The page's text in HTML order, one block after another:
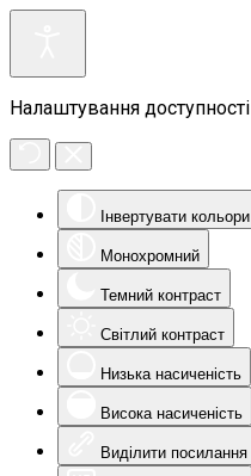
Налаштування доступності
Інвертувати кольори
Монохромний
Темний контраст
Світлий контраст
Низька насиченість
Висока насиченість
Виділити посилання